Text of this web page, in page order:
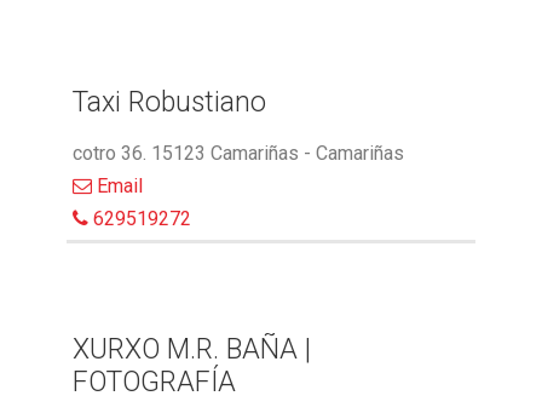
Taxi Robustiano
cotro 36. 15123 Camariñas - Camariñas
Email
629519272
XURXO M.R. BAÑA |
FOTOGRAFÍA